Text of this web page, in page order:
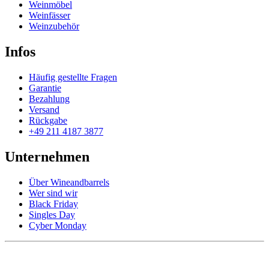
Weinmöbel
Weinfässer
Weinzubehör
Infos
Häufig gestellte Fragen
Garantie
Bezahlung
Versand
Rückgabe
+49 211 4187 3877
Unternehmen
Über Wineandbarrels
Wer sind wir
Black Friday
Singles Day
Cyber Monday